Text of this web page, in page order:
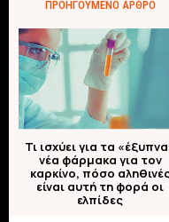
ΠΡΟΗΓΟΎΜΕΝΟ ΆΡΘΡΟ
Τι ισχύει για τα
νέα φάρμακα για τον
καρκίνο, πόσο
είναι αυτή τη φορά οι
ελπίδες